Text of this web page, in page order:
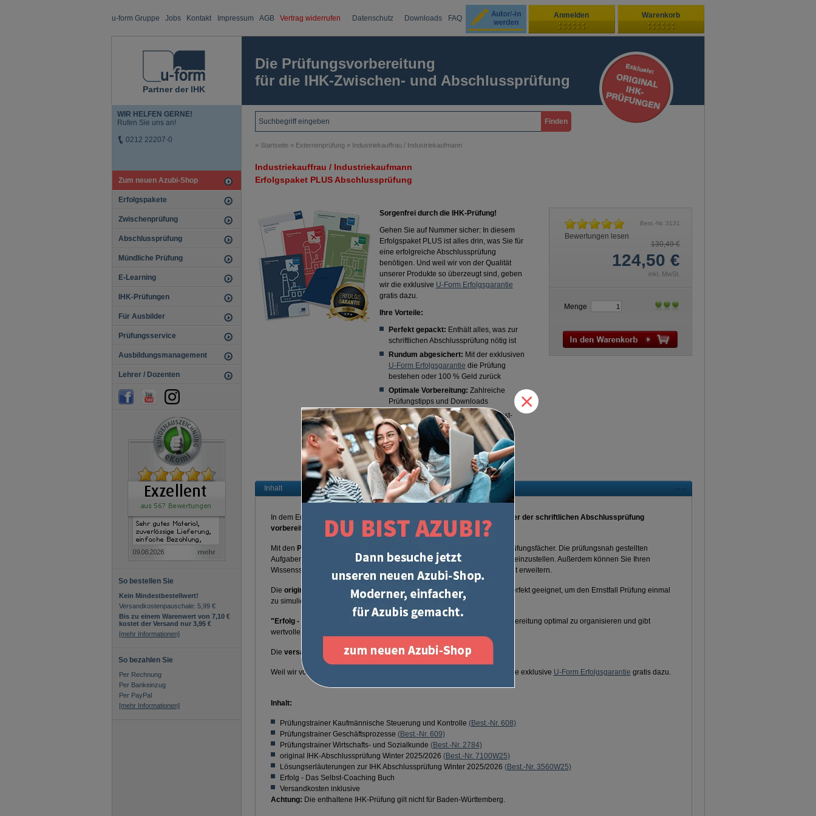
u-form Gruppe Jobs Kontakt Impressum AGB Vertrag widerrufen Datenschutz Downloads FAQ Anmelden Warenkorb
Ihr Warenkorb ist leer
Sie sind Neukunde?
Partner der IHK
Die Prüfungsvorbereitung
für die IHK-Zwischen- und Abschlussprüfung
WIR HELFEN GERNE!
Rufen Sie uns an!
0212 22207-0
Zum neuen Azubi-Shop
Erfolgspakete
Zwischenprüfung
Abschlussprüfung
Mündliche Prüfung
E-Learning
IHK-Prüfungen
Für Ausbilder
Prüfungsservice
Ausbildungsmanagement
Lehrer / Dozenten
So bestellen Sie
Kein Mindestbestellwert!
Versandkostenpauschale: 5,99 €
Bis zu einem Warenwert von 7,10 €
kostet der Versand nur 3,95 €
[mehr Informationen]
So bezahlen Sie
Per Rechnung
Per Bankeinzug
Per PayPal
[mehr Informationen]
» Startseite » Externenprüfung » Industriekauffrau / Industriekaufmann
Industriekauffrau / Industriekaufmann
Erfolgspaket PLUS Abschlussprüfung
Sorgenfrei durch die IHK-Prüfung!
Gehen Sie auf Nummer sicher: In diesem
Erfolgspaket PLUS ist alles drin, was Sie für
eine erfolgreiche Abschlussprüfung
benötigen. Und weil wir von der Qualität
unserer Produkte so überzeugt sind, geben
wir die exklusive U-Form Erfolgsgarantie
gratis dazu.
Ihre Vorteile:
Perfekt gepackt: Enthält alles, was zur
schriftlichen Abschlussprüfung nötig ist
Rundum abgesichert: Mit der exklusiven
U-Form Erfolgsgarantie die Prüfung
bestehen oder 100 % Geld zurück
Optimale Vorbereitung: Zahlreiche
Prüfungstipps und Downloads
Für Ihren Erfolg: "Erfolg - Das Selbst-
Coaching Buch"
Erfolgspakete sind exklusiv bei U-Form
erhältlich!
Best.-Nr. 3131
Bewertungen lesen
130,49 €
124,50 €
inkl. MwSt.
Menge
Inhalt
In dem Erfolgspaket steckt all das, was Sie
optimal auf alle Prüfungsfächer der schriftlichen Abschlussprüfung
vorbereitet:
Mit den Prüfungstrainern
erlernen Sie alles Wichtige für die einzelnen Prüfungsfächer. Die prüfungsnah gestellten
Aufgaben helfen Ihnen dabei, sich auf die Fragestellungen in der Prüfung einzustellen. Außerdem können Sie Ihren
Wissensstand mithilfe der gut formulierten Lösungen im Lösungsteil gezielt erweitern.
Die original IHK-Abschlussprüfungmit denLösungserläuterungen
ist perfekt geeignet, um den Ernstfall Prüfung einmal
zu simulieren. So sehen Sie direkt, wie es um Ihren Lernstand bestellt ist.
"Erfolg - Das Selbst-Coaching Buch"
hilft Ihnen dabei, Ihre Prüfungsvorbereitung optimal zu organisieren und gibt
wertvolle Tipps.
Die versandkostenfreie Lieferungschont Ihr Budget.
Weil wir von der Qualität unserer Produkte so überzeugt sind, geben wir die exklusive U-Form Erfolgsgarantie gratis dazu.
Inhalt:
Prüfungstrainer Kaufmännische Steuerung und Kontrolle (Best.-Nr. 608)
Prüfungstrainer Geschäftsprozesse (Best.-Nr. 609)
Prüfungstrainer Wirtschafts- und Sozialkunde (Best.-Nr. 2784)
original IHK-Abschlussprüfung Winter 2025/2026 (Best.-Nr. 7100W25)
Lösungserläuterungen zur IHK Abschlussprüfung Winter 2025/2026 (Best.-Nr. 3560W25)
Erfolg - Das Selbst-Coaching Buch
Versandkosten inklusive
Achtung: Die enthaltene IHK-Prüfung gilt nicht für Baden-Württemberg.
×